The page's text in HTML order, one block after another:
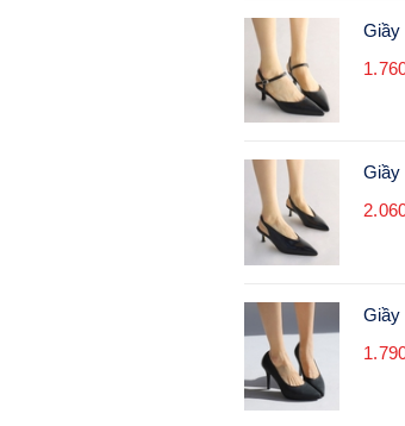
Giầy
Giầy
Giầy